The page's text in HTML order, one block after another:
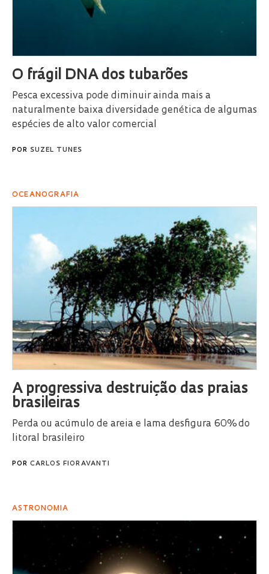
O frágil DNA dos tubarões
Pesca excessiva pode diminuir ainda mais a
naturalmente baixa diversidade genética de algumas
espécies de alto valor comercial
POR SUZEL TUNES
OCEANOGRAFIA
A progressiva destruição das praias
brasileiras
Perda ou acúmulo de areia e lama desfigura 60% do
litoral brasileiro
POR CARLOS FIORAVANTI
ASTRONOMIA